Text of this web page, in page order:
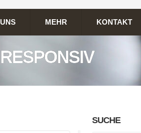
MEHR KONTAKT
SUCHE